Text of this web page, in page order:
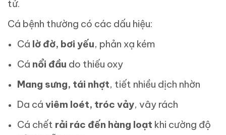
tử.
Cá bệnh thường có các dấu hiệu:
Cá lờ đờ, bơi yếu, phản xạ kém
Cá nổi đầu do thiếu oxy
Mang sưng, tái nhợt, tiết nhiều dịch nhờn
Da cáviêm loét, tróc vảy, vây rách
Cá chết rải rác đến hàng loạt khi cường độ